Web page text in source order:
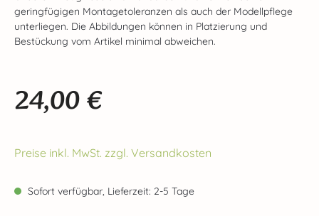
geringfügigen Montagetoleranzen als auch der Modellpflege
unterliegen. Die Abbildungen können in Platzierung und
Bestückung vom Artikel minimal abweichen.
Regulärer Preis:
24,00 €
Preise inkl. MwSt. zzgl. Versandkosten
Sofort verfügbar, Lieferzeit: 2-5 Tage